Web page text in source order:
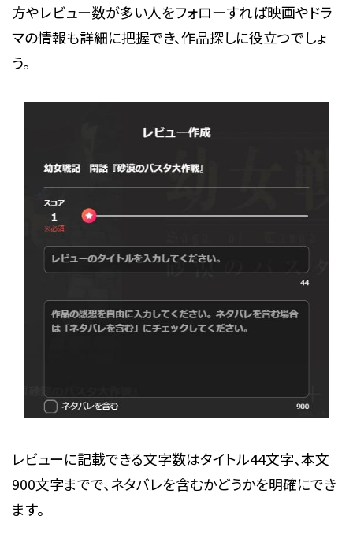
方やレビュー数が多い人をフォローすれば映画やドラ
マの情報も詳細に把握でき、作品探しに役立つでしょ
う。
レビューに記載できる文字数はタイトル44文字、本文
900文字までで、ネタバレを含むかどうかを明確にでき
ます。